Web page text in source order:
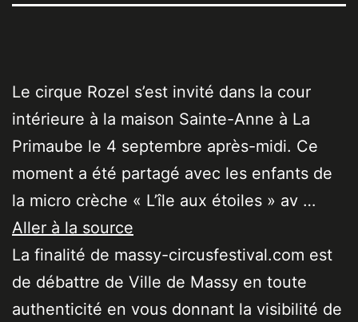
Le cirque Rozel s’est invité dans la cour
intérieure à la maison Sainte-Anne à La
Primaube le 4 septembre après-midi. Ce
moment a été partagé avec les enfants de
la micro crèche « L’île aux étoiles » av …
Aller à la source
La finalité de massy-circusfestival.com est
de débattre de Ville de Massy en toute
authenticité en vous donnant la visibilité de